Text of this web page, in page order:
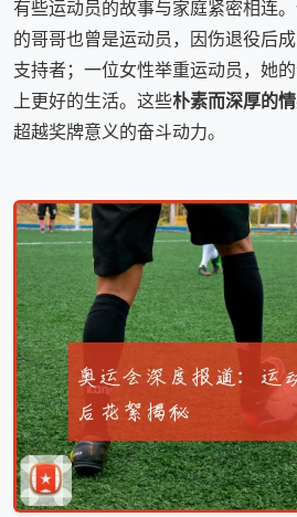
有些运动员的故事与家庭紧密相连
的哥哥也曾是运动员，因伤退役后
支持者；一位女性举重运动员，她
上更好的生活。这些朴素而深厚的
超越奖牌意义的奋斗动力。